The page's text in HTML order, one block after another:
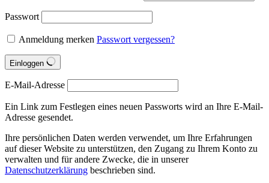
Passwort
Anmeldung merken Passwort vergessen?
Einloggen
E-Mail-Adresse
Ein Link zum Festlegen eines neuen Passworts wird an Ihre E-Mail-
Adresse gesendet.
Ihre persönlichen Daten werden verwendet, um Ihre Erfahrungen
auf dieser Website zu unterstützen, den Zugang zu Ihrem Konto zu
verwalten und für andere Zwecke, die in unserer
Datenschutzerklärung beschrieben sind.